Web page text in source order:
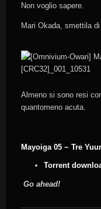
Non voglio sapere.
Mari Okada, smettila
Almeno si sono resi
quantomeno acuta.
Mayoiga 05 ~ Tre
Torrent
Go ahead!